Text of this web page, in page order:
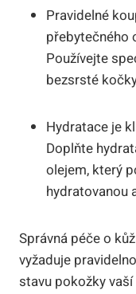
Pravidelné
přebytečného
Používejte
bezsrsté
Hydratace je
Doplňte
olejem, který
hydratovanou
Správná péče o
vyžaduje
stavu pokožky